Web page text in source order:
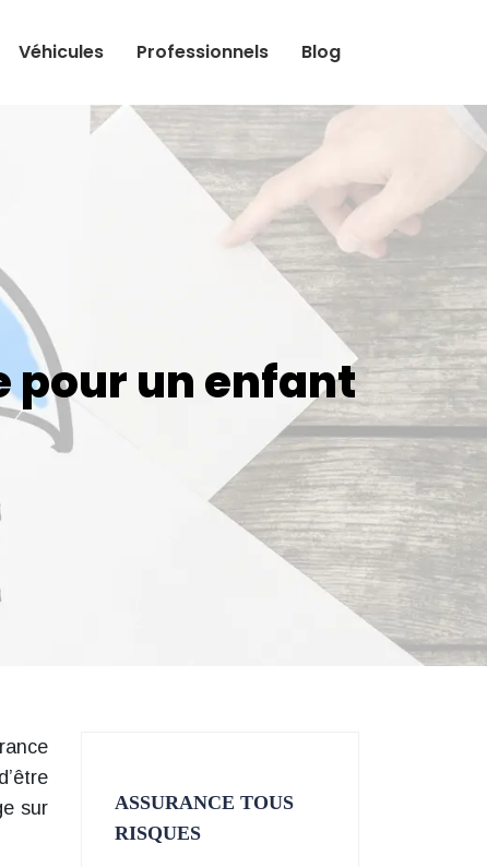
Véhicules Professionnels Blog
pour un enfant
sur
ASSURANCE TOUS
RISQUES